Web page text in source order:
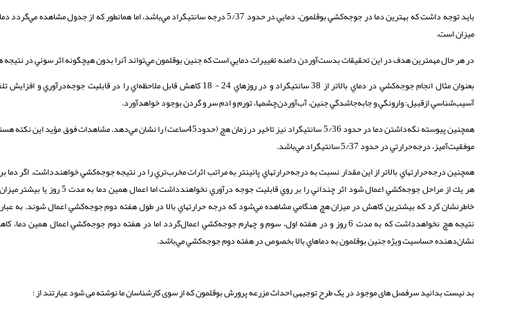
بايد توجه داشت كه بهترين دما در جوجه‌كشي بوقلمون، دمايي در حدود 5/37 درجه سانتيگراد مي‌باشد، اما
ميزان است.
در هر حال مهمترين هدف در اين تحقيقات بدست‌آوردن دامنه تغييرات دمايي است كه جنين بوقلمون مي‌تواند آنرا بدون هيچگونه اثر سوئي در نتيجه
بعنوان مثال انجام جوجه‌‌كشي در دماي بالاتر از 38 سانتيگراد و در روزهاي 24 - 18 كاهش قابل
آسيب‌شناسي ازقبيل: وارونگي و جابه‌جا‌شدگي جنين، آب‌آوردن‌چشمها، تورم و ادم‌‌ سر و گردن بوجود خواهد‌آورد.
همچنين پيوسته نگه‌داشتن دما در حدود 5/36 سانتيگراد نيز تاخير در زمان هچ (حدود45ساعت) را
موفقيت‌آميز، درجه‌حرارتي در حدود 5/37 سانتيگراد مي‌باشد.
هر يك از مراحل جوجه‌كشي اعمال شود اثر چنداني
نتيجه هچ نخواهدداشت كه به مدت 6 روز و در هفته اول، سوم و چهارم جوجه‌كشي اعمال‌‌گردد اما در هفته دوم جوجه‌كشي اعمال
نشان‌دهنده حساسيت ويژه جنين بوقلمون به دما‌هاي بالا بخصوص در هفته دوم جوجه‌كشي مي‌باشد.
بد نیست بدانید سرفصل های موجود در یک طرح توجیهی احداث مزرعه پرورش بوقلمون که از سوی کارشناسان ما نوشته می شود عبارتند از :